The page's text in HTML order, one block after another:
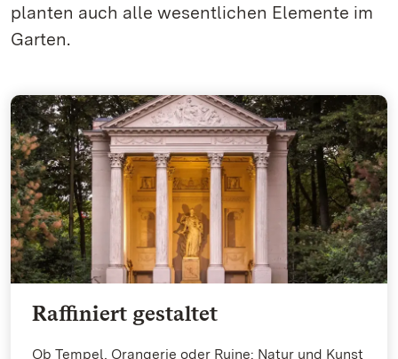
planten auch alle wesentlichen Elemente im
Garten.
Raffiniert gestaltet
Ob Tempel, Orangerie oder Ruine: Natur und Kunst